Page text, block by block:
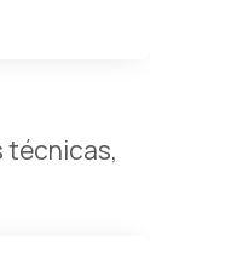
técnicas,